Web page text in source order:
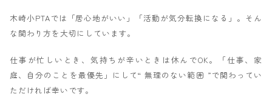
木崎小PTAでは「居心地がいい」「活動が気分転換になる」。そん
な関わり方を大切にしています。
仕事が忙しいとき、気持ちが辛いときは休んでOK。「仕事、家
庭、自分のことを最優先」にして“ 無理のない範囲 ”で関わってい
ただければ幸いです。